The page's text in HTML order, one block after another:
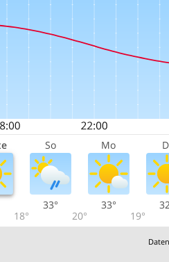
So Mo
18°
33°
20°
33°
19°